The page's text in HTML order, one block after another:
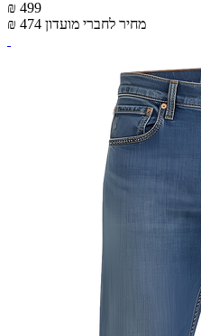
₪ 499
₪ 474 מחיר לחברי מועדון